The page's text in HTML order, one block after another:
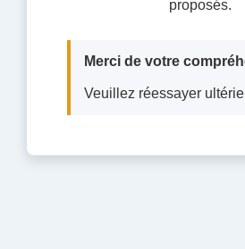
proposés.
Merci de votre
Veuillez réessayer